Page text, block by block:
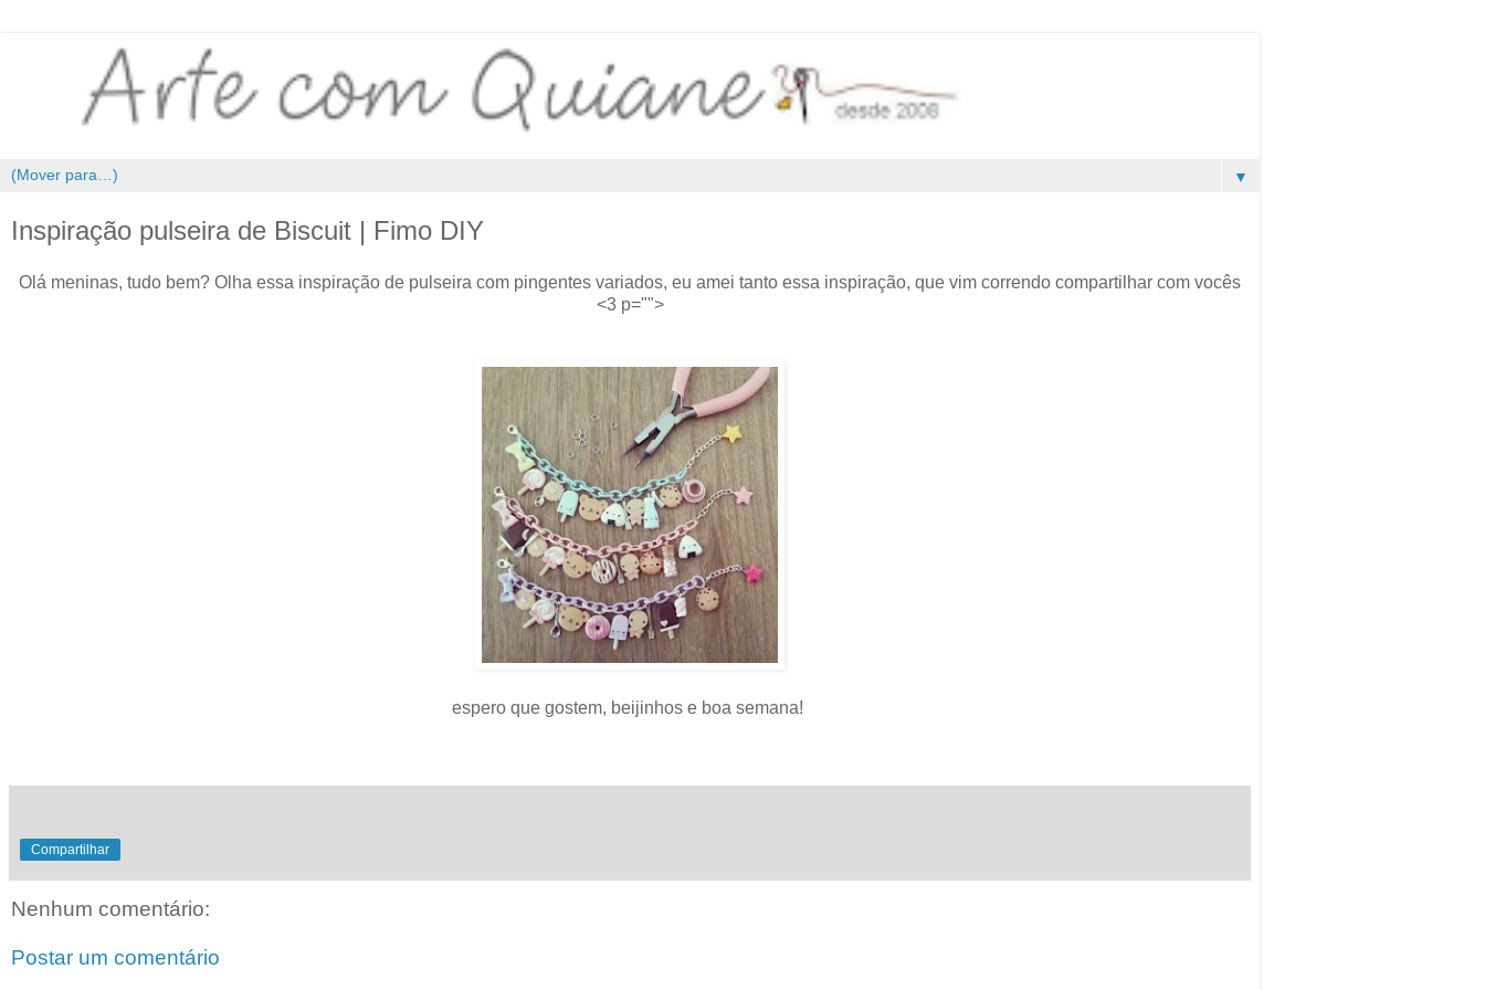
▼
Inspiração pulseira de Biscuit | Fimo DIY
Olá meninas, tudo bem? Olha essa inspiração de pulseira com pingentes variados, eu amei tanto essa inspiração, que vim correndo compartilhar com vocês
<3 p="">
espero que gostem, beijinhos e boa semana!
Compartilhar
Nenhum comentário:
Postar um comentário